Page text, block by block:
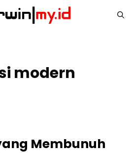
modern
Membunuh